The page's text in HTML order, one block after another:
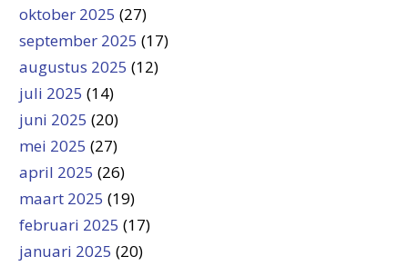
oktober 2025 (27)
september 2025 (17)
augustus 2025 (12)
juli 2025 (14)
juni 2025 (20)
mei 2025 (27)
april 2025 (26)
maart 2025 (19)
februari 2025 (17)
januari 2025 (20)